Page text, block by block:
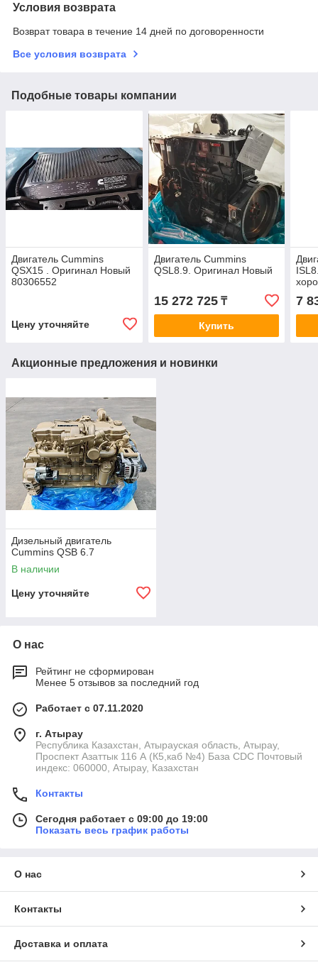
Условия возврата
Возврат товара в течение 14 дней по договоренности
Все условия возврата
Подобные товары компании
Двигатель Cummins
QSX15 . Оригинал Новый
80306552
Цену уточняйте
Двигатель Cummins
QSL8.9. Оригинал Новый
15 272 725₸
Купить
7
Акционные предложения и новинки
Дизельный двигатель
Cummins QSB 6.7
В наличии
Цену уточняйте
О нас
Рейтинг не сформирован
Менее 5 отзывов за последний год
Работает с 07.11.2020
г. Атырау
Республика Казахстан, Атырауская область, Атырау,
Проспект Азаттык 116 А (К5,каб №4) База CDC Почтовый
индекс: 060000, Атырау, Казахстан
Контакты
Сегодня работает с 09:00 до 19:00
Показать весь график работы
О нас
Контакты
Доставка и оплата